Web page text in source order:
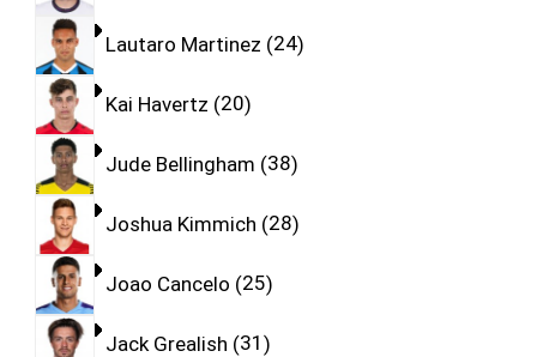
Lautaro Martinez 24
Kai Havertz 20
Jude Bellingham 38
Joshua Kimmich 28
Joao Cancelo 25
Jack Grealish 31